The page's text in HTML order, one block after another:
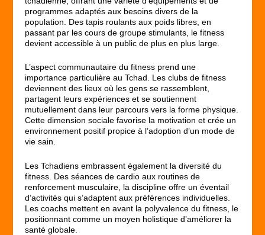
programmes adaptés aux besoins divers de la
population. Des tapis roulants aux poids libres, en
passant par les cours de groupe stimulants, le fitness
devient accessible à un public de plus en plus large.
L’aspect communautaire du fitness prend une
importance particulière au Tchad. Les clubs de fitness
deviennent des lieux où les gens se rassemblent,
partagent leurs expériences et se soutiennent
mutuellement dans leur parcours vers la forme physique.
Cette dimension sociale favorise la motivation et crée un
environnement positif propice à l’adoption d’un mode de
vie sain.
Les Tchadiens embrassent également la diversité du
fitness. Des séances de cardio aux routines de
renforcement musculaire, la discipline offre un éventail
d’activités qui s’adaptent aux préférences individuelles.
Les coachs mettent en avant la polyvalence du fitness, le
positionnant comme un moyen holistique d’améliorer la
santé globale.